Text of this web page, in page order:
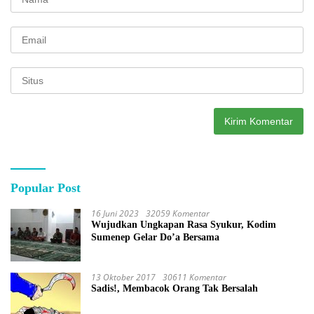
Popular Post
16 Juni 2023 32059 Komentar
Wujudkan Ungkapan Rasa Syukur, Kodim
Sumenep Gelar Do’a Bersama
13 Oktober 2017 30611 Komentar
Sadis!, Membacok Orang Tak Bersalah